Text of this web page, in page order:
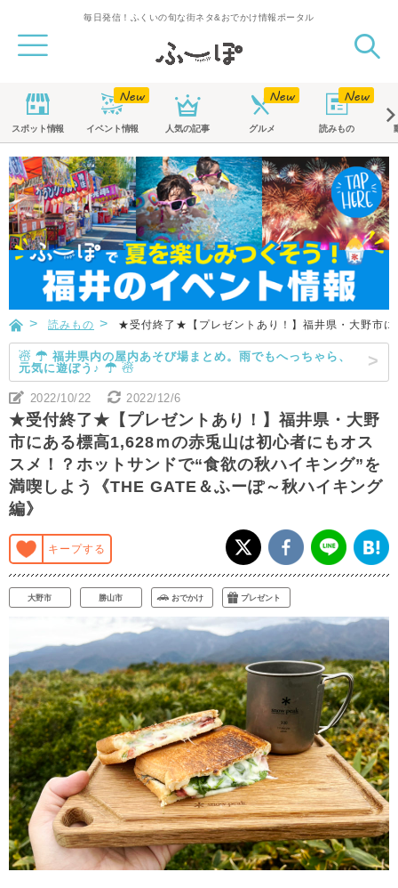
毎日発信！ふくいの旬な街ネタ&おでかけ情報ポータル
スポット情報 イベント情報 人気の記事 グルメ 読みもの
読みもの ★受付終了★【プレゼントあり！】福井県・大野市に
☃ ☂ 福井県内の屋内あそび場まとめ。雨でもへっちゃら、
元気に遊ぼう♪ ☂ ☃
2022/10/22 2022/12/6
★受付終了★【プレゼントあり！】福井県・大野
市にある標高1,628ｍの赤兎山は初心者にもオス
スメ！？ホットサンドで“食欲の秋ハイキング”を
満喫しよう《THE GATE＆ふーぽ～秋ハイキング
編》
キープする
大野市 勝山市 おでかけ プレゼント